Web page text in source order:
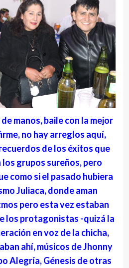
manos, baile con la mejor
no hay arreglos aquí,
de los éxitos que
los grupos sureños, pero
como si el pasado hubiera
Juliaca, donde aman
pero esta vez estaban
los protagonistas -quizá la
en voz de la chicha,
ahí, músicos de Jhonny
Alegría, Génesis de otras